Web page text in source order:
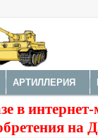
АРТИЛЛЕРИЯ
МОДЕЛИ
в
на